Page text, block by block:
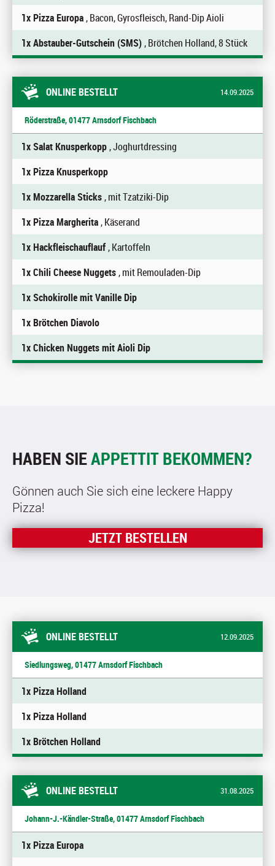
1x Pizza Europa, Bacon, Gyrosfleisch, Rand-Dip Aioli
1x Abstauber-Gutschein (SMS), Brötchen Holland, 8 Stück
ONLINE BESTELLT 14.09.2025
Röderstraße, 01477 Arnsdorf Fischbach
1x Salat Knusperkopp, Joghurtdressing
1x Pizza Knusperkopp
1x Mozzarella Sticks, mit Tzatziki-Dip
1x Pizza Margherita, Käserand
1x Hackfleischauflauf, Kartoffeln
1x Chili Cheese Nuggets, mit Remouladen-Dip
1x Schokirolle mit Vanille Dip
1x Brötchen Diavolo
1x Chicken Nuggets mit Aioli Dip
HABEN SIEAPPETTIT BEKOMMEN?
Gönnen auch Sie sich eine leckere Happy
Pizza!
JETZT BESTELLEN
ONLINE BESTELLT 12.09.2025
Siedlungsweg, 01477 Arnsdorf Fischbach
1x Pizza Holland
1x Pizza Holland
1x Brötchen Holland
ONLINE BESTELLT 31.08.2025
Johann-J.-Kändler-Straße, 01477 Arnsdorf Fischbach
1x Pizza Europa